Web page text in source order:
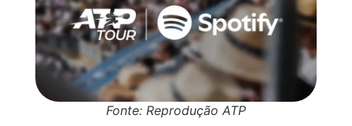
Fonte: Reprodução ATP